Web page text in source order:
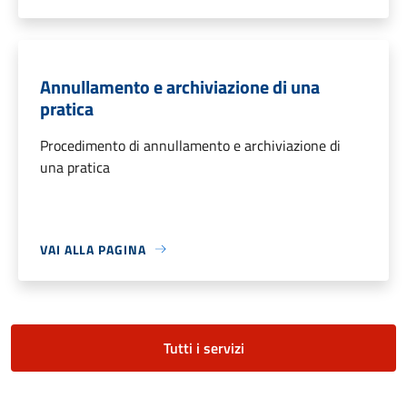
Annullamento e archiviazione di una
pratica
Procedimento di annullamento e archiviazione di
una pratica
VAI ALLA PAGINA
Tutti i servizi